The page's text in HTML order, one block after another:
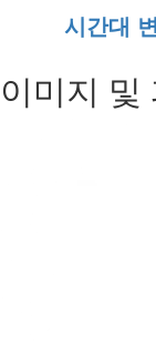
시간대
이미지 및